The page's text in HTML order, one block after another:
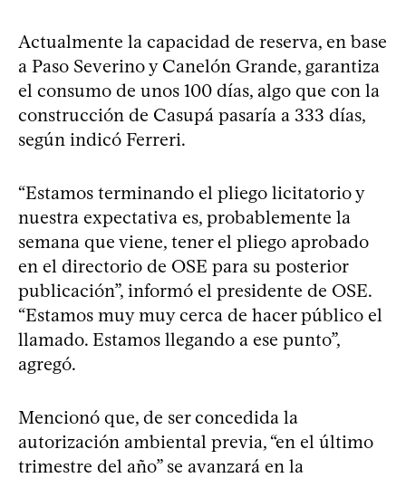
Actualmente la capacidad de reserva, en base
a Paso Severino y Canelón Grande, garantiza
el consumo de unos 100 días, algo que con la
construcción de Casupá pasaría a 333 días,
según indicó Ferreri.
“Estamos terminando el pliego licitatorio y
nuestra expectativa es, probablemente la
semana que viene, tener el pliego aprobado
en el directorio de OSE para su posterior
publicación”, informó el presidente de OSE.
“Estamos muy muy cerca de hacer público el
llamado. Estamos llegando a ese punto”,
agregó.
Mencionó que, de ser concedida la
autorización ambiental previa, “en el último
trimestre del año” se avanzará en la